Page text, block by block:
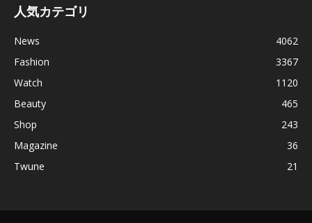
人気カテゴリ
News
4062
Fashion
3367
Watch
1120
Beauty
465
Shop
243
Magazine
36
Twune
21